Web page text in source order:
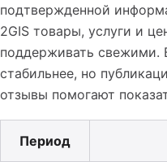
подтвержденной
2GIS товары, услуги и
поддерживать свежими.
стабильнее, но
отзывы помогают
Период